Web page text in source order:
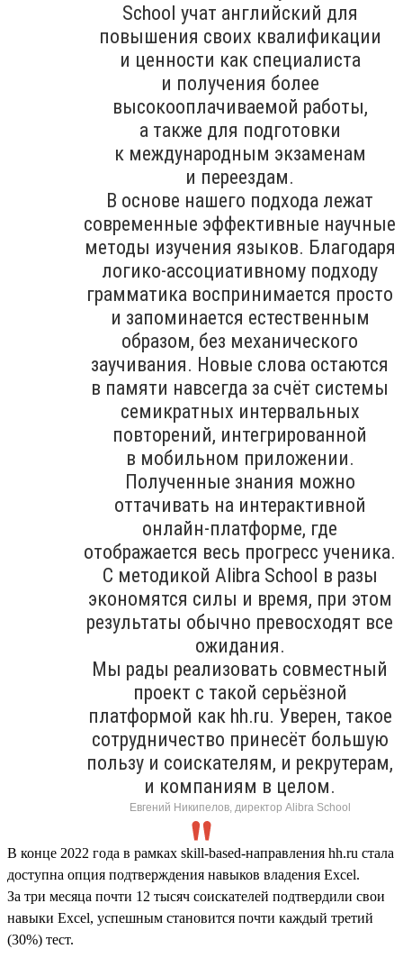
School учат английский для
повышения своих квалификации
и ценности как специалиста
и получения более
высокооплачиваемой работы,
а также для подготовки
к международным экзаменам
и переездам.
В основе нашего подхода лежат
современные эффективные научные
методы изучения языков. Благодаря
логико-ассоциативному подходу
грамматика воспринимается просто
и запоминается естественным
образом, без механического
заучивания. Новые слова остаются
в памяти навсегда за счёт системы
семикратных интервальных
повторений, интегрированной
в мобильном приложении.
Полученные знания можно
оттачивать на интерактивной
онлайн-платформе, где
отображается весь прогресс ученика.
С методикой Alibra School в разы
экономятся силы и время, при этом
результаты обычно превосходят все
ожидания.
Мы рады реализовать совместный
проект с такой серьёзной
платформой как hh.ru. Уверен, такое
сотрудничество принесёт большую
пользу и соискателям, и рекрутерам,
и компаниям в целом.
Евгений Никипелов, директор Alibra School
В конце 2022 года в рамках skill-based-направления hh.ru стала
доступна опция подтверждения навыков владения Excel.
За три месяца почти 12 тысяч соискателей подтвердили свои
навыки Excel, успешным становится почти каждый третий
(30%) тест.